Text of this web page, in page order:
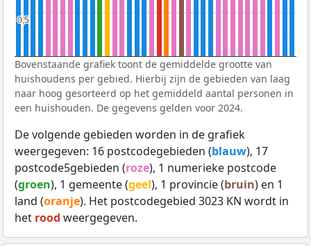
0,5
0,5
Bovenstaande grafiek toont de gemiddelde grootte van
huishoudens per gebied. Hierbij zijn de gebieden van laag
naar hoog gesorteerd op het gemiddeld aantal personen in
een huishouden. De gegevens gelden voor 2024.
De volgende gebieden worden in de grafiek
weergegeven: 16 postcodegebieden (blauw), 17
postcode5gebieden (roze), 1 numerieke postcode
(groen), 1 gemeente (geel), 1 provincie (bruin) en 1
land (oranje). Het postcodegebied 3023 KN wordt in
het rood weergegeven.